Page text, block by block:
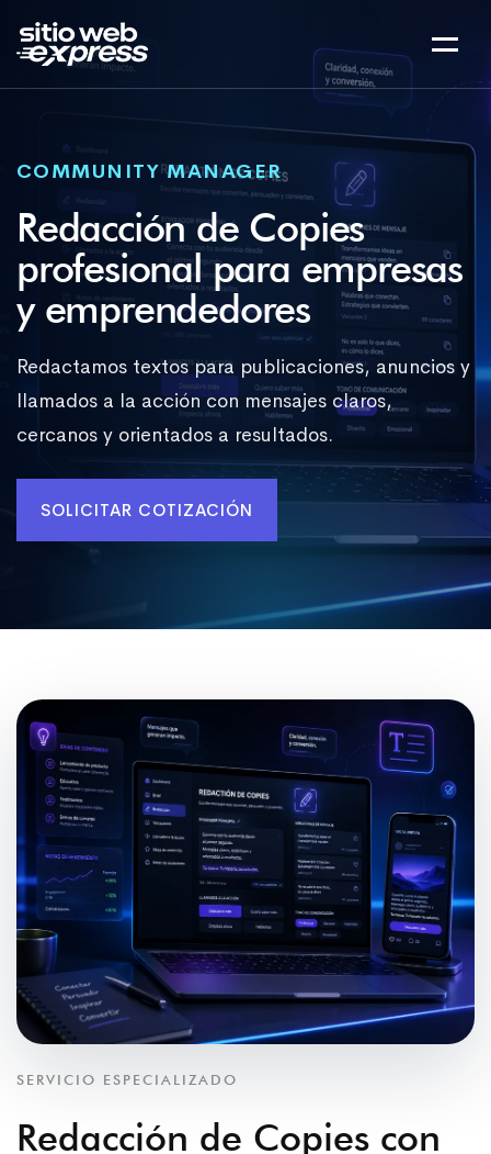
COMMUNITY MANAGER
Redacción de Copies
profesional para empresas
y emprendedores
Redactamos textos para publicaciones, anuncios y
llamados a la acción con mensajes claros,
cercanos y orientados a resultados.
SOLICITAR COTIZACIÓN
SERVICIO ESPECIALIZADO
Redacción de Copies con